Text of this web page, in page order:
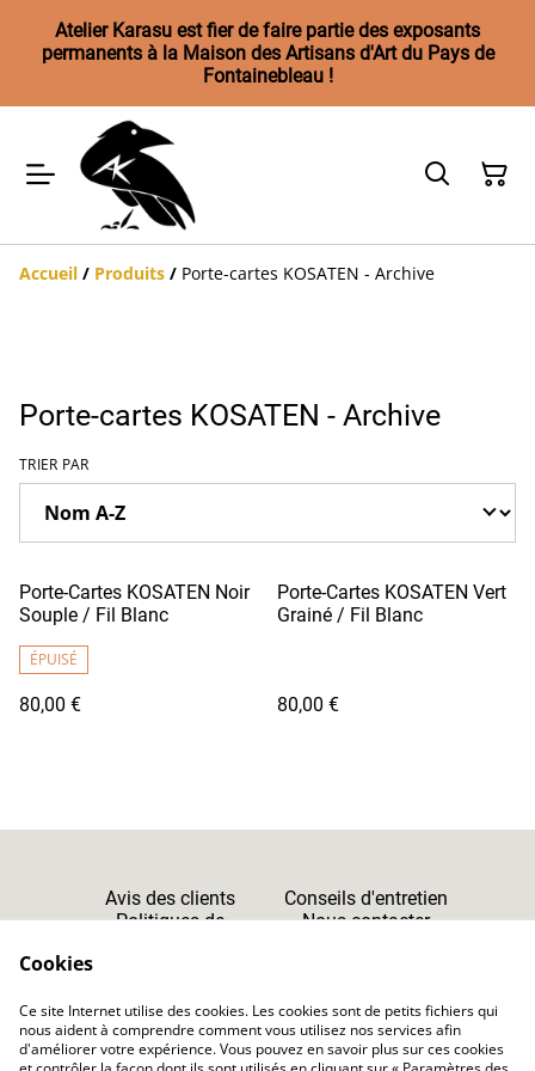
Atelier Karasu est fier de faire partie des exposants
permanents à la Maison des Artisans d'Art du Pays de
Fontainebleau !
Accueil / Produits / Porte-cartes KOSATEN - Archive
Porte-cartes KOSATEN - Archive
TRIER PAR
Porte-Cartes KOSATEN Noir
Souple / Fil Blanc
ÉPUISÉ
80,00 €
Porte-Cartes KOSATEN Vert
Grainé / Fil Blanc
80,00 €
Avis des clients
Conseils d'entretien
Politiques de
Nous contacter
CGV
Cookies
Ce site Internet utilise des cookies. Les cookies sont de petits fichiers qui
nous aident à comprendre comment vous utilisez nos services afin
d'améliorer votre expérience. Vous pouvez en savoir plus sur ces cookies